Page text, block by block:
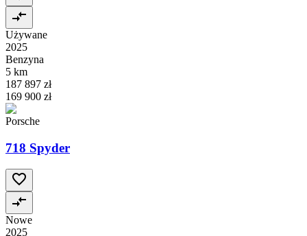
Używane
2025
Benzyna
5 km
187 897 zł
169 900 zł
Porsche
718 Spyder
Nowe
2025